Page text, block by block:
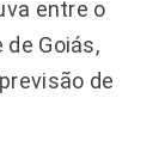
entre o
Goiás,
de